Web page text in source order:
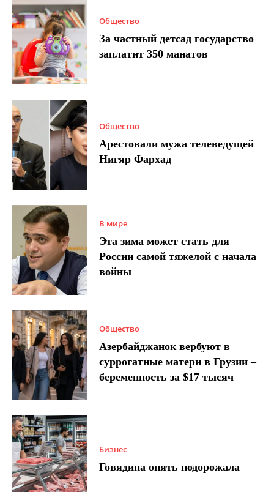
Общество
За частный детсад государство
заплатит 350 манатов
Общество
Арестовали мужа телеведущей
Нигяр Фархад
В мире
Эта зима может стать для
России самой тяжелой с начала
войны
Общество
Азербайджанок вербуют в
суррогатные матери в Грузии –
беременность за $17 тысяч
Бизнес
Говядина опять подорожала